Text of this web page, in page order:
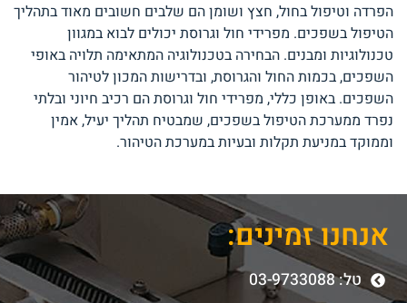
הפרדה וטיפול בחול, חצץ ושומן הם שלבים חשובים מאוד בתהליך
הטיפול בשפכים. מפרידי חול וגרוסת יכולים לבוא במגוון
טכנולוגיות ומבנים. הבחירה בטכנולוגיה המתאימה תלויה באופי
השפכים, בכמות החול והגרוסת, ובדרישות המכון לטיהור
השפכים. באופן כללי, מפרידי חול וגרוסת הם רכיב חיוני ובלתי
נפרד ממערכת הטיפול בשפכים, שמבטיח תהליך יעיל, אמין
וממוקד במניעת תקלות ובעיות במערכת הטיהור.
אנחנו זמינים:
טל: 03-9733088